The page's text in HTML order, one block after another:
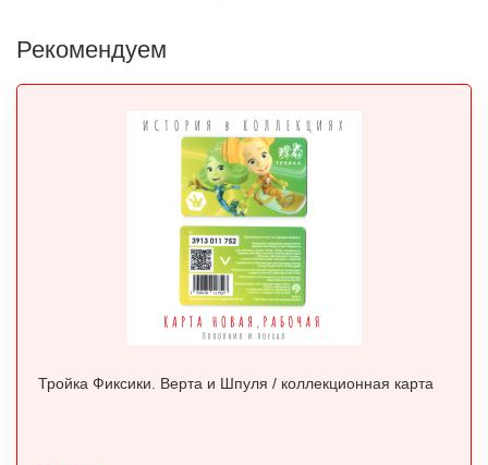
Рекомендуем
Тройка Фиксики. Верта и Шпуля / коллекционная карта